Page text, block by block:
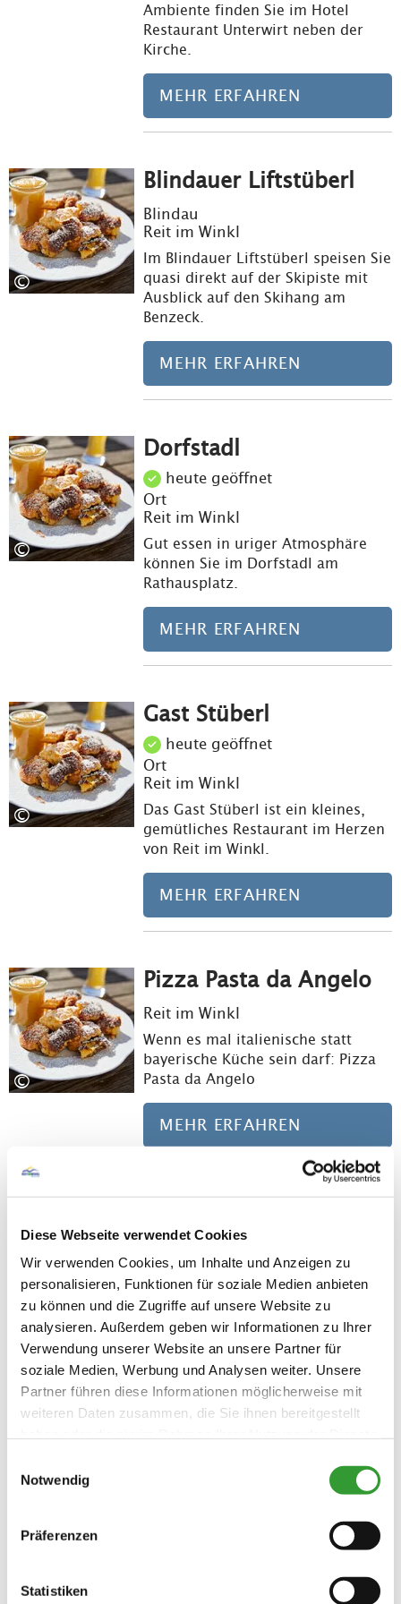
Diese Webseite verwendet Cookies
Wir verwenden Cookies, um Inhalte und Anzeigen zu
personalisieren, Funktionen für soziale Medien anbieten
zu können und die Zugriffe auf unsere Website zu
analysieren. Außerdem geben wir Informationen zu Ihrer
Verwendung unserer Website an unsere Partner für
soziale Medien, Werbung und Analysen weiter. Unsere
Partner führen diese Informationen möglicherweise mit
weiteren Daten zusammen, die Sie ihnen bereitgestellt
Notwendig
Präferenzen
Statistiken
Ambiente finden Sie im Hotel
Restaurant Unterwirt neben der
Kirche.
MEHR ERFAHREN
©
Blindauer Liftstüberl
Blindau
Reit im Winkl
Im Blindauer Liftstüberl speisen Sie
quasi direkt auf der Skipiste mit
Ausblick auf den Skihang am
Benzeck.
MEHR ERFAHREN
©
Dorfstadl
heute geöffnet
Ort
Reit im Winkl
Gut essen in uriger Atmosphäre
können Sie im Dorfstadl am
Rathausplatz.
MEHR ERFAHREN
©
Gast Stüberl
heute geöffnet
Ort
Reit im Winkl
Das Gast Stüberl ist ein kleines,
gemütliches Restaurant im Herzen
von Reit im Winkl.
MEHR ERFAHREN
©
Pizza Pasta da Angelo
Reit im Winkl
Wenn es mal italienische statt
bayerische Küche sein darf: Pizza
Pasta da Angelo
MEHR ERFAHREN
©
heute geöffnet
Reit im Winkl
Eine Pizza wie in Italien gefällig?
Die Pizzeria Roma ist dafür eine
der ersten Adressen.
MEHR ERFAHREN
Spezialitäten in den sehenswerten